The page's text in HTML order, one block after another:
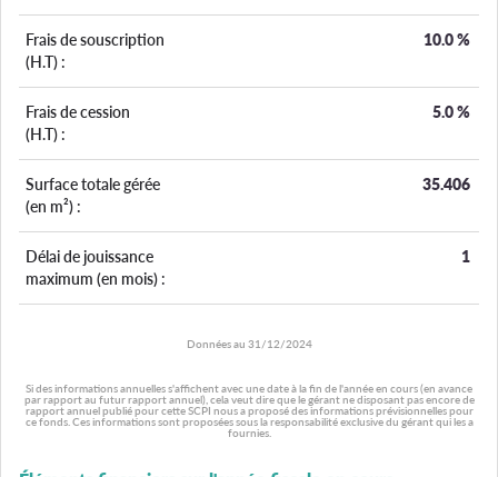
Frais de souscription
(H.T) :
10.0%
Frais de cession
(H.T) :
5.0%
Surface totale gérée
(en m²) :
35.406
Délai de jouissance
maximum (en mois) :
1
Données au 31/12/2024
Si des informations annuelles s'affichent avec une date à la fin de l'année en cours (en avance
par rapport au futur rapport annuel), cela veut dire que le gérant ne disposant pas encore de
rapport annuel publié pour cette SCPI nous a proposé des informations prévisionnelles pour
ce fonds. Ces informations sont proposées sous la responsabilité exclusive du gérant qui les a
fournies.